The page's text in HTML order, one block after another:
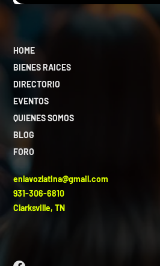
HOME
BIENES RAICES
DIRECTORIO
EVENTOS
QUIENES SOMOS
BLOG
FORO
enlavozlatina@gmail.com
931-306-6810
Clarksville, TN